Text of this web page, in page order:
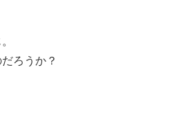
ろうか？